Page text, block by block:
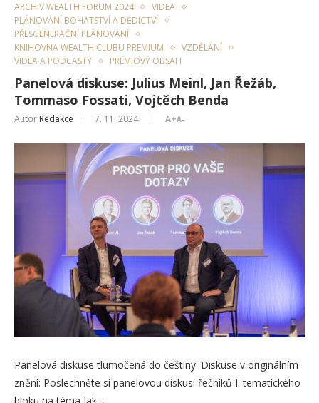
ARCHIV WEALTH FORUM 2024
VIDEA
PLÁNOVÁNÍ BOHATSTVÍ A DĚDICTVÍ
PŘESGENERAČNÍ PLÁNOVÁNÍ
KNIHOVNA WEALTH CLUBU PREMIUM
VZDĚLÁNÍ
VIDEA A PODCASTY
PRÉMIOVÝ OBSAH
Panelová diskuse: Julius Meinl, Jan Řežáb,
Tommaso Fossati, Vojtěch Benda
Autor Redakce 7. 11. 2024 A+A-
Panelová diskuse tlumočená do češtiny: Diskuse v originálním
znění: Poslechněte si panelovou diskusi řečníků I. tematického